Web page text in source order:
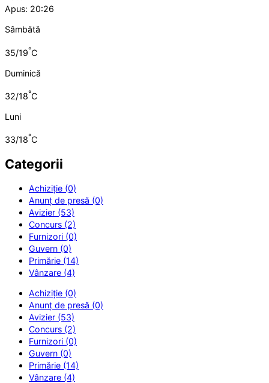
Apus: 20:26
Sâmbătă
35/19°C
Duminică
32/18°C
Luni
33/18°C
Categorii
Achiziție (0)
Anunț de presă (0)
Avizier (53)
Concurs (2)
Furnizori (0)
Guvern (0)
Primărie (14)
Vânzare (4)
Achiziție (0)
Anunț de presă (0)
Avizier (53)
Concurs (2)
Furnizori (0)
Guvern (0)
Primărie (14)
Vânzare (4)